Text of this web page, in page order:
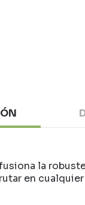
la
en